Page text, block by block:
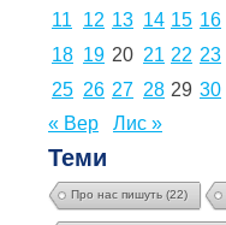
11
12 13 14 15 16
18 19 20 21 22 23
25 26 27 28 29 30
« Вер
Лис »
Теми
Про нас пишуть (22)